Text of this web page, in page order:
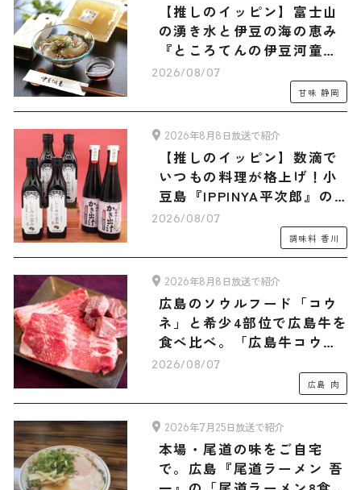
【推しのイッピン】富士山
の湧き水と伊豆の海の恵み
『ところてんの伊豆河童』
の「ところてん・フルーツ
あんみつ 旅サラダマルシェ
オリジナル木製てん突きセ
ット」全15食入り
2026/08/07
甘味 静岡
2026年8月8日放送で紹介
【推しのイッピン】数滴で
いつもの料理が格上げ！小
豆島『IPPINYA平次郎』の
万能だし「しじみの恵み」
2026/08/07
調味料 香川
2026年8月8日放送で紹介
広島のソウルフード「コウ
ネ」と希少4部位で広島牛を
食べ比べ。「広島牛コウネ
（500g）・和牛ショコラ-
Hiroshima Beef-セット」
2026/08/07
広島 肉
2026年7月25日放送で紹介
本場・尾道の味をご自宅
で。広島『尾道ラーメン 吾